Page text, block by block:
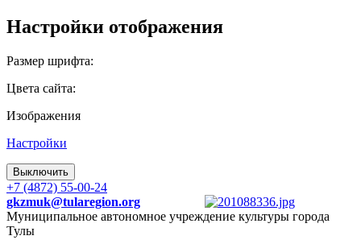
Настройки отображения
Размер шрифта:
Цвета сайта:
Изображения
Настройки
Выключить
+7 (4872) 55-00-24
gkzmuk@tularegion.org
Муниципальное автономное учреждение культуры города
Тулы